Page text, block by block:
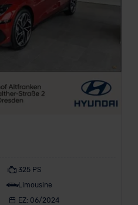
325 PS
Limousine
EZ: 06/2024